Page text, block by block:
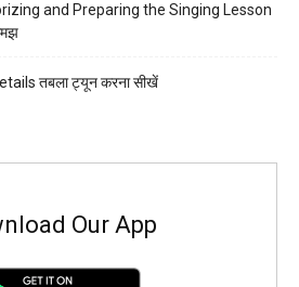
and Preparing the Singing Lesson
तबला ट्यून करना सीखें
Our App